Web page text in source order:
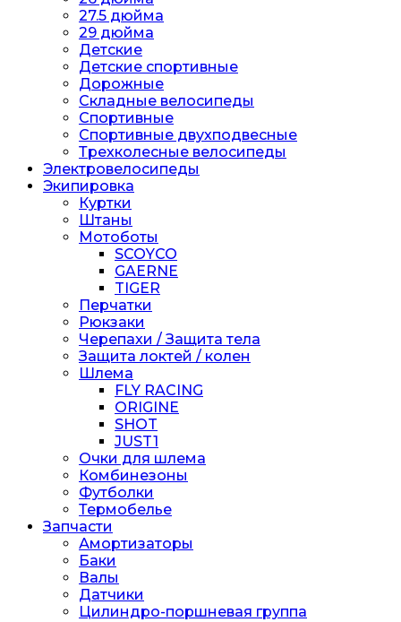
27.5 дюйма
29 дюйма
Детские
Детские спортивные
Дорожные
Складные велосипеды
Спортивные
Спортивные двухподвесные
Трехколесные велосипеды
Электровелосипеды
Экипировка
Куртки
Штаны
Мотоботы
SCOYCO
GAERNE
TIGER
Перчатки
Рюкзаки
Черепахи / Защита тела
Защита локтей / колен
Шлема
FLY RACING
ORIGINE
SHOT
JUST1
Очки для шлема
Комбинезоны
Футболки
Термобелье
Запчасти
Амортизаторы
Баки
Валы
Датчики
Цилиндро-поршневая группа